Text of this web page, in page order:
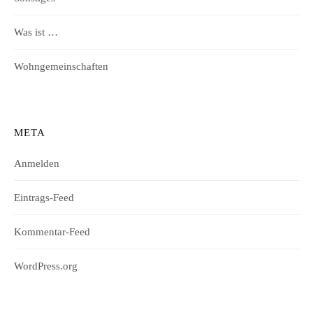
Was ist …
Wohngemeinschaften
META
Anmelden
Eintrags-Feed
Kommentar-Feed
WordPress.org